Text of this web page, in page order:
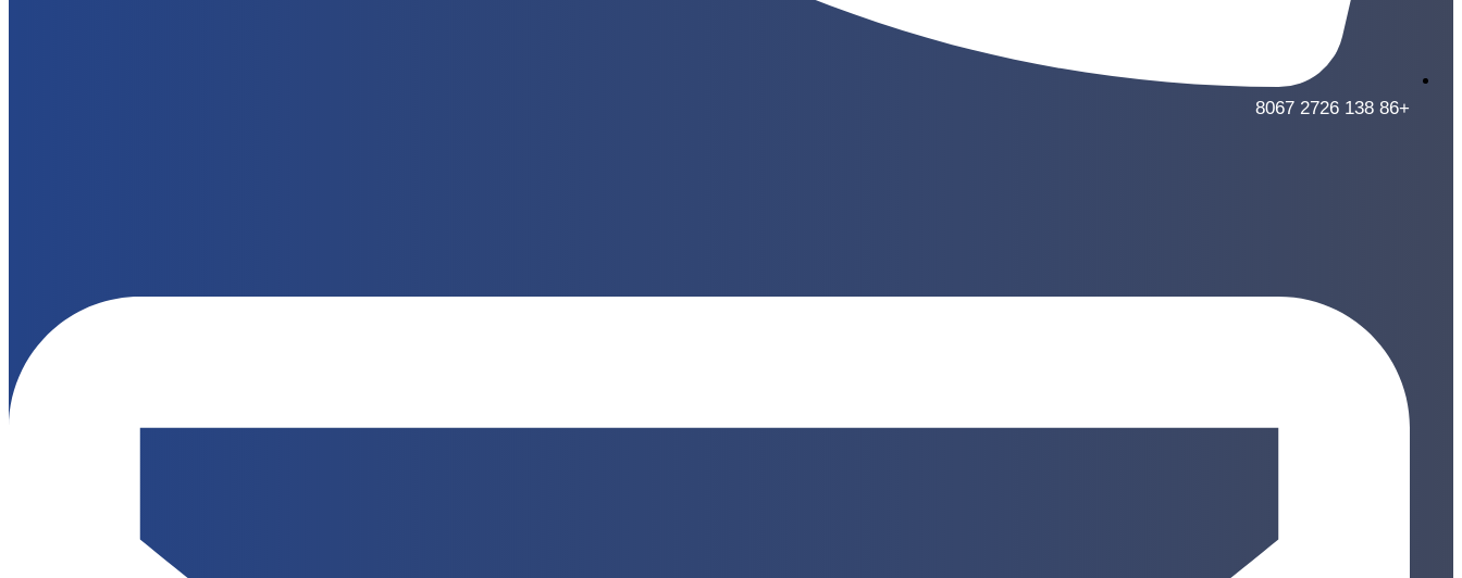
+86 138 2726 8067